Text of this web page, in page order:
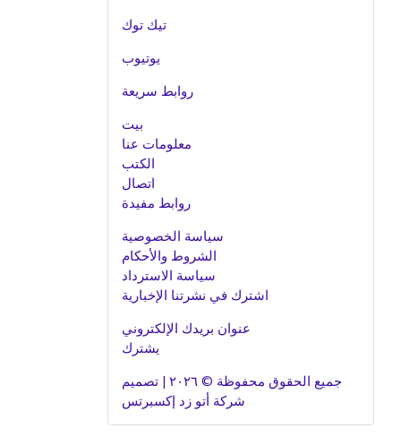
تيك توك
يوتيوب
روابط سريعة
بيت
معلومات عنا
الكتب
اتصال
روابط مفيدة
سياسة الخصوصية
الشروط والأحكام
سياسة الاسترداد
اشترك في نشرتنا الإخبارية
عنوان بريدك الإلكتروني
يشترك
جميع الحقوق محفوظة © ٢٠٢٦ | تصميم
شركة أتو زد إكسبرتس